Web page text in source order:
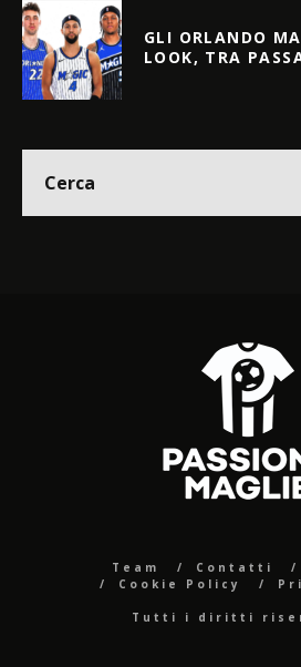
GLI ORLANDO
LOOK, TRA
Team Contatti
Cookie Policy
Tutti i diritti